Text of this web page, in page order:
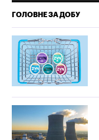
ГОЛОВНЕ ЗА ДОБУ